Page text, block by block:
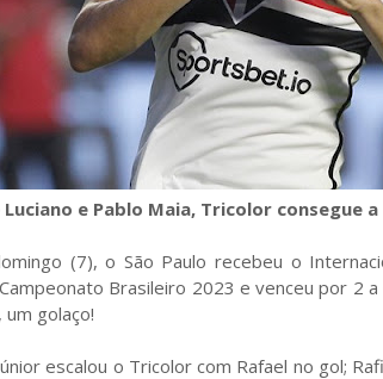
Luciano e Pablo Maia, Tricolor consegue
(7), o São Paulo recebeu o
Brasileiro 2023 e venceu por 2
golaço!
escalou o Tricolor com Rafael no gol;